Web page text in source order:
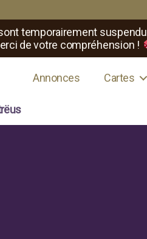
temporairement
de votre compréhension !
Annonces Cartes